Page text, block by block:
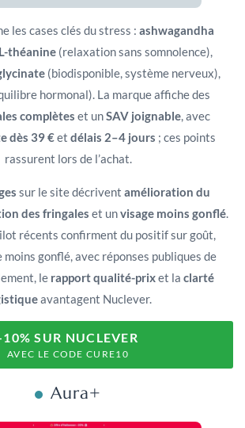
les cases clés du stress : ashwagandha
L-théanine(relaxation sans somnolence),
(biodisponible, système nerveux),
hormonal). La marque affiche des
complètes et unSAV joignable, avec
dès 39 €et délais 2–4 jours ; ces points
rassurent lors de l’achat.
sur le site décrivent amélioration du
des fringales et unvisage moins gonflé.
récents confirment du positif sur goût,
gonflé, avec réponses publiques de
le rapport qualité-prixet la clarté
avantagent Nuclever.
SUR NUCLEVER
AVEC LE CODE CURE10
Aura+